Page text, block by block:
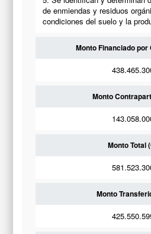
de enmiendas y residuos
condiciones del suelo y la
Monto Financiado por
Monto
Monto Total
Monto